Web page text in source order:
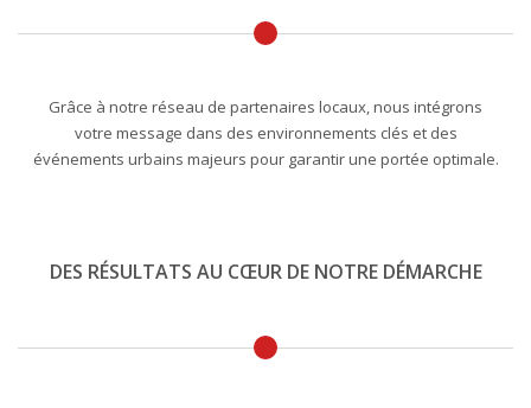
Grâce à notre réseau de partenaires locaux, nous intégrons
votre message dans des environnements clés et des
événements urbains majeurs pour garantir une portée optimale.
DES RÉSULTATS AU CŒUR DE NOTRE DÉMARCHE